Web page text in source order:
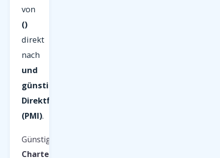
von
()
direkt
nach
und
günstige
Direktflüge
(PMI).
Günstige
Charterflüge